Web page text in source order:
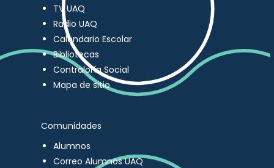
TV UAQ
Radio UAQ
Calendario Escolar
Bibliotecas
Contraloría Social
Mapa de sitio
Comunidades
Alumnos
Correo Alumnos UAQ